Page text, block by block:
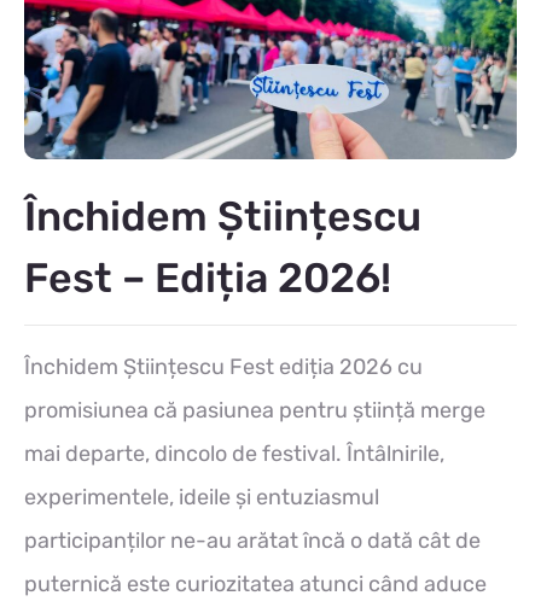
Închidem Științescu
Fest – Ediția 2026!
Închidem Științescu Fest ediția 2026 cu
promisiunea că pasiunea pentru știință merge
mai departe, dincolo de festival. Întâlnirile,
experimentele, ideile și entuziasmul
participanților ne-au arătat încă o dată cât de
puternică este curiozitatea atunci când aduce